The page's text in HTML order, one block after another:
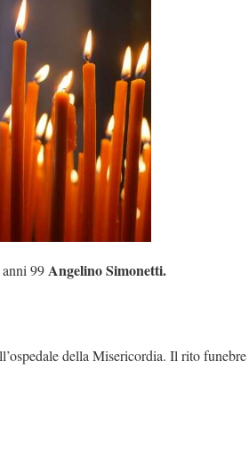
99 Angelino Simonetti.
della Misericordia. Il rito funebre